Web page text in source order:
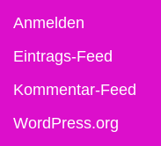
Anmelden
Eintrags-Feed
Kommentar-Feed
WordPress.org